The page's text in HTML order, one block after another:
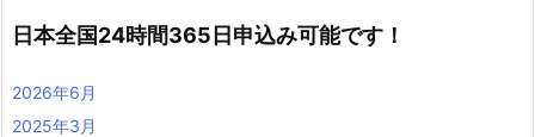
日本全国24時間365日申込み可能です！
2026年6月
2025年3月